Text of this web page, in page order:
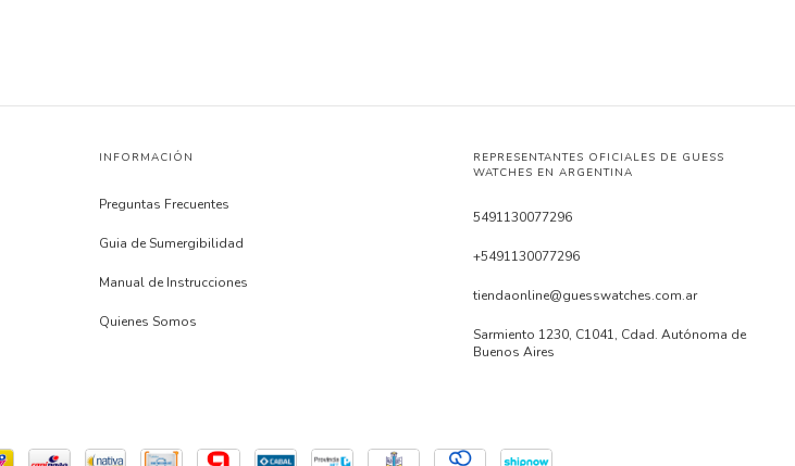
INFORMACIÓN
Preguntas Frecuentes
Guia de Sumergibilidad
Manual de Instrucciones
Quienes Somos
REPRESENTANTES OFICIALES DE GUESS
WATCHES EN ARGENTINA
5491130077296
+5491130077296
tiendaonline@guesswatches.com.ar
Sarmiento 1230, C1041, Cdad. Autónoma de
Buenos Aires